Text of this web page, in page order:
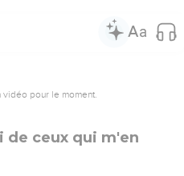
qui va se fondant ! Comme
il y a un fruit pour le juste,